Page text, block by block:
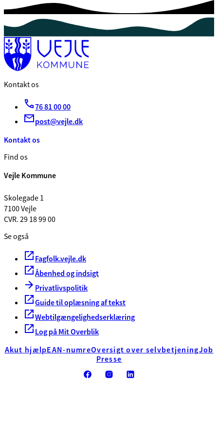
Kontakt os
76 81 00 00
post@vejle.dk
Kontakt os
Find os
Vejle Kommune
Skolegade 1
7100 Vejle
CVR. 29 18 99 00
Se også
Fagfolk.vejle.dk
Åbenhed og indsigt
Privatlivspolitik
Guide til oplæsning af tekst
Webtilgængelighedserklæring
Log på Mit Overblik
Akut hjælpEAN-numreOversigt over selvbetjeningJob
Presse